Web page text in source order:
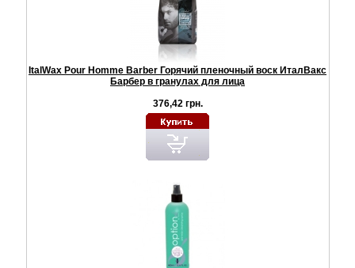
ItalWax Pour Homme Barber Горячий пленочный воск ИталВакс
Барбер в гранулах для лица
376,42 грн.